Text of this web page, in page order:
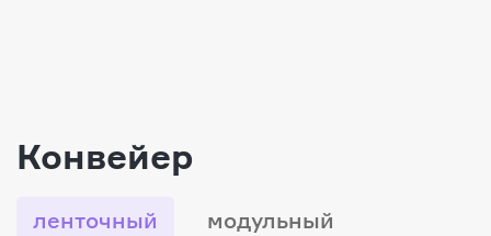
Конвейер
ленточный модульный